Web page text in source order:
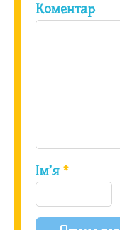
Коментар
Ім’я *